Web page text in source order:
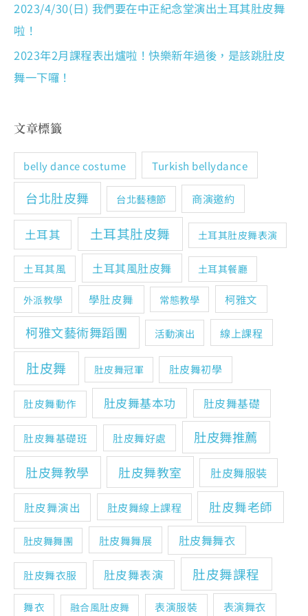
2023/4/30(日) 我們要在中正紀念堂演出土耳其肚皮舞
啦！
2023年2月課程表出爐啦！快樂新年過後，是該跳肚皮
舞一下囉！
文章標籤
belly dance costume Turkish bellydance
台北肚皮舞 台北藝穗節 商演邀約
土耳其 土耳其肚皮舞 土耳其肚皮舞表演
土耳其風 土耳其風肚皮舞 土耳其餐廳
外派教學 學肚皮舞 常態教學 柯雅文
柯雅文藝術舞蹈團 活動演出 線上課程
肚皮舞 肚皮舞冠軍 肚皮舞初學
肚皮舞動作 肚皮舞基本功 肚皮舞基礎
肚皮舞基礎班 肚皮舞好處
肚皮舞推薦
肚皮舞教學
肚皮舞教室 肚皮舞服裝
肚皮舞演出 肚皮舞線上課程 肚皮舞老師
肚皮舞舞團 肚皮舞舞展 肚皮舞舞衣
肚皮舞衣服 肚皮舞表演 肚皮舞課程
舞衣 融合風肚皮舞 表演服裝 表演舞衣